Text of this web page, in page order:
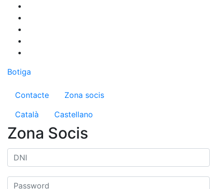
contingut
Botiga
Menú del compte d'usuari
Contacte
Zona socis
Català
Castellano
Zona Socis